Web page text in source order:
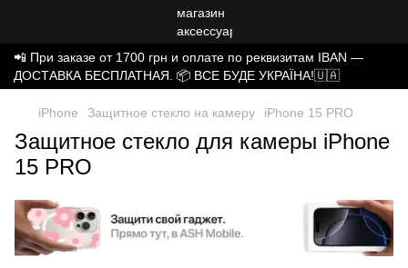
📲 При заказе от 1700 грн и оплате по реквизитам IBAN —
ДОСТАВКА БЕСПЛАТНАЯ. 📦 ВСЕ БУДЕ УКРАЇНА!🇺🇦
iPhone Защитное стекло на камеру iPhone 15 PRO
Защитное стекло для камеры iPhone
15 PRO